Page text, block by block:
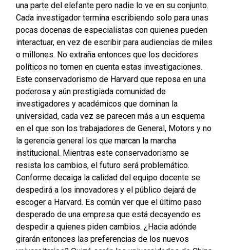
una parte del elefante pero nadie lo ve en su conjunto.
Cada investigador termina escribiendo solo para unas
pocas docenas de especialistas con quienes pueden
interactuar, en vez de escribir para audiencias de miles
o millones. No extraña entonces que los decidores
políticos no tomen en cuenta estas investigaciones.
Este conservadorismo de Harvard que reposa en una
poderosa y aún prestigiada comunidad de
investigadores y académicos que dominan la
universidad, cada vez se parecen más a un esquema
en el que son los trabajadores de General, Motors y no
la gerencia general los que marcan la marcha
institucional. Mientras este conservadorismo se
resista los cambios, el futuro será problemático.
Conforme decaiga la calidad del equipo docente se
despedirá a los innovadores y el público dejará de
escoger a Harvard. Es común ver que el último paso
desperado de una empresa que está decayendo es
despedir a quienes piden cambios. ¿Hacia adónde
girarán entonces las preferencias de los nuevos